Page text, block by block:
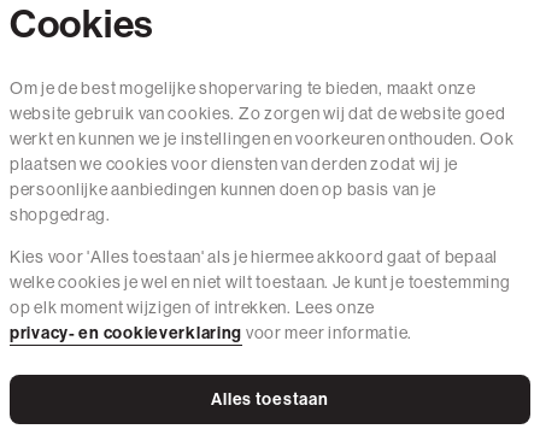
Mail ons
020 - 3412 650
Van maandag t/m vrijdag van 8.30 uur tot 18.00 uur.
Service
Wij zijn The Sting
Cookies
Om je de best mogelijke shopervaring te bieden, maakt onze
website gebruik van cookies. Zo zorgen wij dat de website goed
werkt en kunnen we je instellingen en voorkeuren onthouden. Ook
plaatsen we cookies voor diensten van derden zodat wij je
persoonlijke aanbiedingen kunnen doen op basis van je
shopgedrag.
Kies voor 'Alles toestaan' als je hiermee akkoord gaat of bepaal
welke cookies je wel en niet wilt toestaan. Je kunt je toestemming
op elk moment wijzigen of intrekken. Lees onze
privacy- en cookieverklaring voor meer informatie.
Alles toestaan